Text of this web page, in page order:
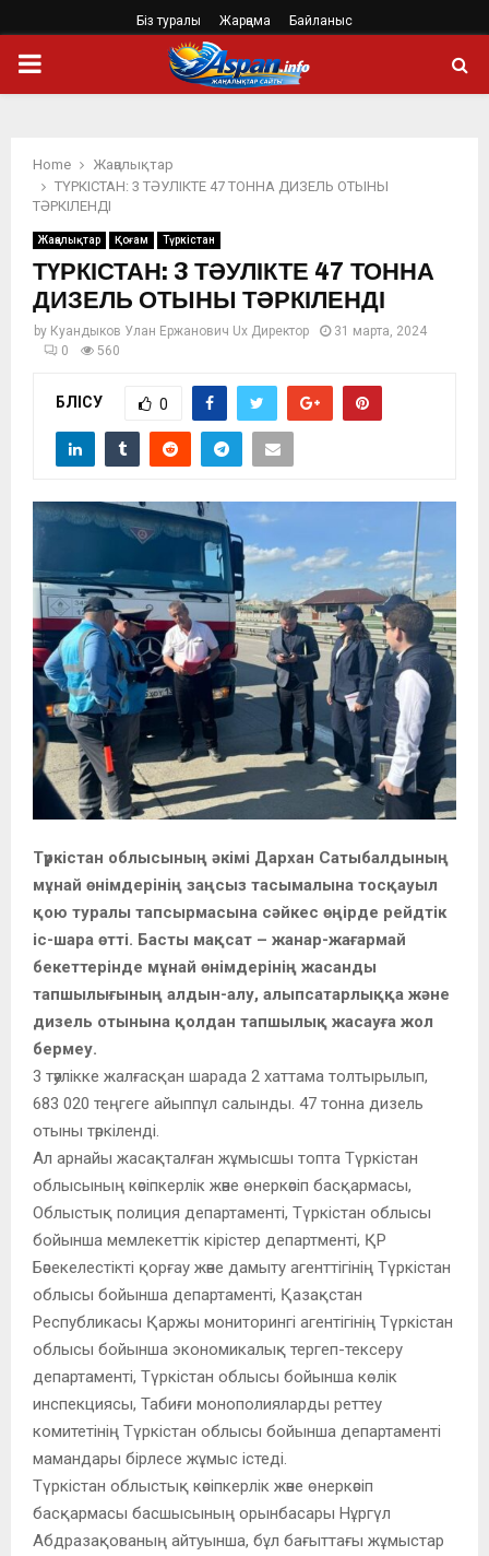
Біз туралы Жарңама Байланыс
PRIMARY
Home
Жаңалықтар
ТҮРКІСТАН: 3 ТӘУЛІКТЕ 47 ТОННА ДИЗЕЛЬ ОТЫНЫ
ТӘРКІЛЕНДІ
Жаңалықтар Қоғам Түркістан
ТҮРКІСТАН: 3 ТӘУЛІКТЕ 47 ТОННА
ДИЗЕЛЬ ОТЫНЫ ТӘРКІЛЕНДІ
by Куандыков Улан Ержанович Ux Директор
31 марта, 2024
0
560
БӨЛІСУ 0
Түркістан облысының әкімі Дархан Сатыбалдының
мұнай өнімдерінің заңсыз тасымалына тосқауыл
қою туралы тапсырмасына сәйкес өңірде рейдтік
іс-шара өтті. Басты мақсат – жанар-жағармай
бекеттерінде мұнай өнімдерінің жасанды
тапшылығының алдын-алу, алыпсатарлыққа және
дизель отынына қолдан тапшылық жасауға жол
бермеу.
3 тәулікке жалғасқан шарада 2 хаттама толтырылып,
683 020 теңгеге айыппұл салынды. 47 тонна дизель
отыны тәркіленді.
Ал арнайы жасақталған жұмысшы топта Түркістан
облысының кәсіпкерлік және өнеркәсіп басқармасы,
Облыстық полиция департаменті, Түркістан облысы
бойынша мемлекеттік кірістер департменті, ҚР
Бәсекелестікті қорғау және дамыту агенттігінің Түркістан
облысы бойынша департаменті, Қазақстан
Республикасы Қаржы мониторингі агентігінің Түркістан
облысы бойынша экономикалық тергеп-тексеру
департаменті, Түркістан облысы бойынша көлік
инспекциясы, Табиғи монополияларды реттеу
комитетінің Түркістан облысы бойынша департаменті
мамандары бірлесе жұмыс істеді.
Түркістан облыстық кәсіпкерлік және өнеркәсіп
басқармасы басшысының орынбасары Нұргүл
Абдразақованың айтуынша, бұл бағыттағы жұмыстар